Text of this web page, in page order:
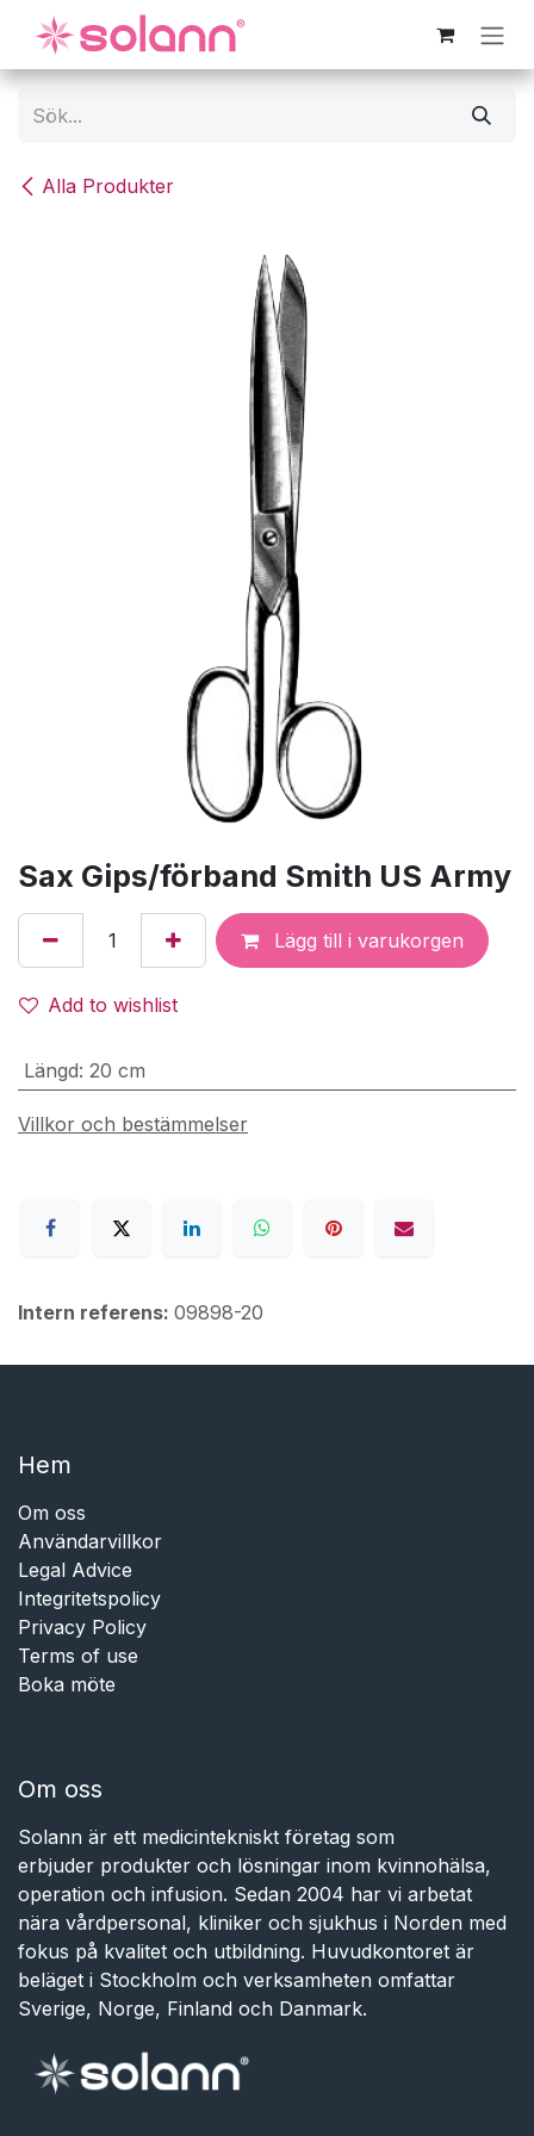
Hoppa till innehåll
Alla Produkter
Sax Gips/förband Smith US Army
Lägg till i varukorgen
Add to wishlist
Längd: 20 cm
Villkor och bestämmelser
Intern referens: 09898-20
Hem​​
Om oss
Användarvillkor
Legal Advice
Integritetspolicy
Privacy Policy
Terms of use
Boka möte
Om oss
Solann är ett medicintekniskt företag som
erbjuder produkter och lösningar inom kvinnohälsa,
operation och infusion. Sedan 2004 har vi arbetat
nära vårdpersonal, kliniker och sjukhus i Norden med
fokus på kvalitet och utbildning. Huvudkontoret är
beläget i Stockholm och verksamheten omfattar
Sverige, Norge, Finland och Danmark.